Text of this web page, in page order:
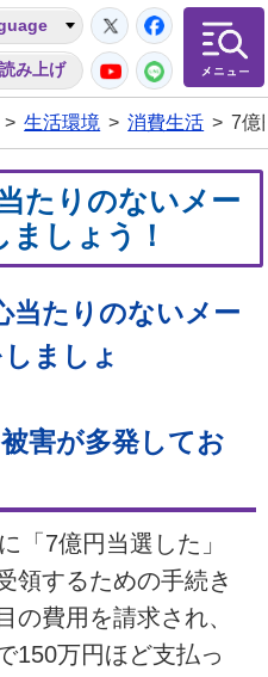
み上げ
Twitter
YouTube
LINE
> 生活環境 > 消費生活 > 7億
たりのないメー
しょう！
たりのないメー
ましょ
害が多発してお
「7億円当選した」
領するための手続き
の費用を請求され、
150万円ほど支払っ